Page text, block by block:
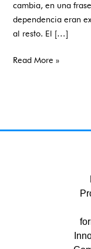
cambia, en una
dependencia eran
al resto. El […]
Read More »